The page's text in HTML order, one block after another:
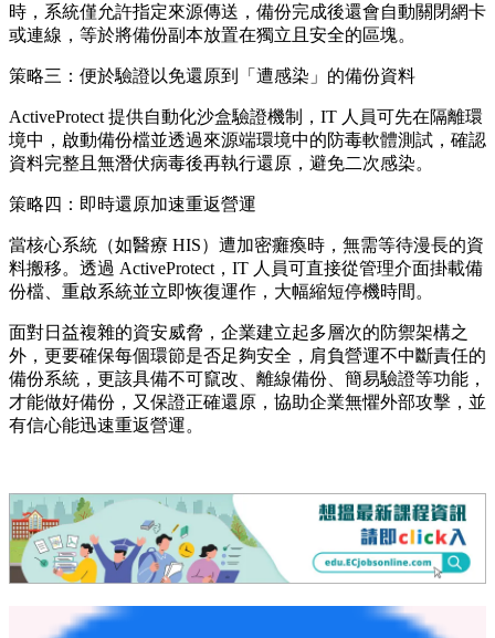
時，系統僅允許指定來源傳送，備份完成後還會自動關閉網卡
或連線，等於將備份副本放置在獨立且安全的區塊。
策略三：便於驗證以免還原到「遭感染」的備份資料
ActiveProtect 提供自動化沙盒驗證機制，IT 人員可先在隔離環
境中，啟動備份檔並透過來源端環境中的防毒軟體測試，確認
資料完整且無潛伏病毒後再執行還原，避免二次感染。
策略四：即時還原加速重返營運
當核心系統（如醫療 HIS）遭加密癱瘓時，無需等待漫長的資
料搬移。透過 ActiveProtect，IT 人員可直接從管理介面掛載備
份檔、重啟系統並立即恢復運作，大幅縮短停機時間。
面對日益複雜的資安威脅，企業建立起多層次的防禦架構之
外，更要確保每個環節是否足夠安全，肩負營運不中斷責任的
備份系統，更該具備不可竄改、離線備份、簡易驗證等功能，
才能做好備份，又保證正確還原，協助企業無懼外部攻擊，並
有信心能迅速重返營運。